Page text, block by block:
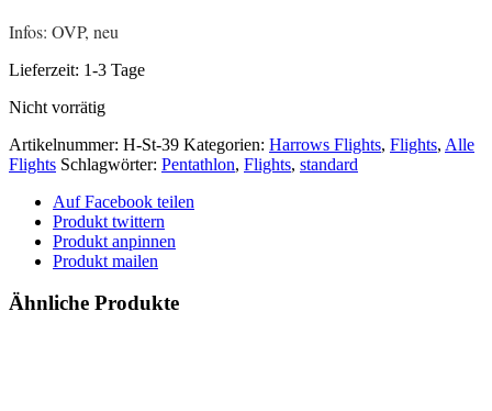
Infos: OVP, neu
Lieferzeit: 1-3 Tage
Nicht vorrätig
Artikelnummer: H-St-39 Kategorien: Harrows Flights, Flights, Alle
Flights Schlagwörter: Pentathlon, Flights, standard
Auf Facebook teilen
Produkt twittern
Produkt anpinnen
Produkt mailen
Ähnliche Produkte